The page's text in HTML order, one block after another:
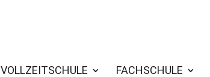
VOLLZEITSCHULE FACHSCHULE